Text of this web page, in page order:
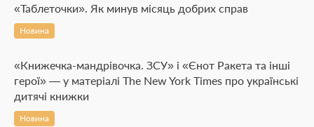
«Таблеточки». Як минув місяць добрих справ
Новина
«Книжечка-мандрівочка. ЗСУ» і «Єнот Ракета та інші
герої» — у матеріалі The New York Times про українські
дитячі книжки
Новина